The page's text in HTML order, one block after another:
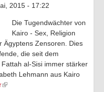
2015 - 17:22
Die Tugendwächter von
Kairo - Sex, Religion
Ägyptens Zensoren. Dies
die seit dem
al-Sisi immer stärker
Lehmann aus Kairo